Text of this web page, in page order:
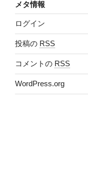
メタ情報
ログイン
投稿の RSS
コメントの RSS
WordPress.org